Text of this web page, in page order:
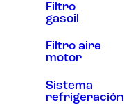
Filtro
gasoil
Filtro aire
motor
Sistema
refrigeración
funcione lo
mejor posible
durante tu
visita. Si
rechaza estas
cookies,
funcionalidades
desaparecerán
de la web.